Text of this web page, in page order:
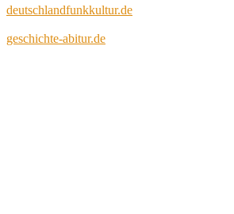
deutschlandfunkkultur.de
geschichte-abitur.de